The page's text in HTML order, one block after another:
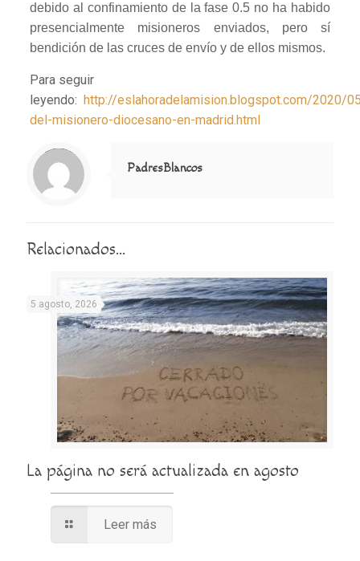
debido al confinamiento de la fase 0.5 no ha habido
presencialmente misioneros enviados, pero sí
bendición de las cruces de envío y de ellos mismos.
Para seguir
leyendo: http://eslahoradelamision.blogspot.com/2020/
del-misionero-diocesano-en-madrid.html
Notice
: Trying to access array offset on value of type null in
/home/misioner/public_html/padresblancos/themes/betheme/includes/content-single.php
on line
286
PadresBlancos
Relacionados...
5 agosto, 2026
La página no será actualizada en agosto
Leer más